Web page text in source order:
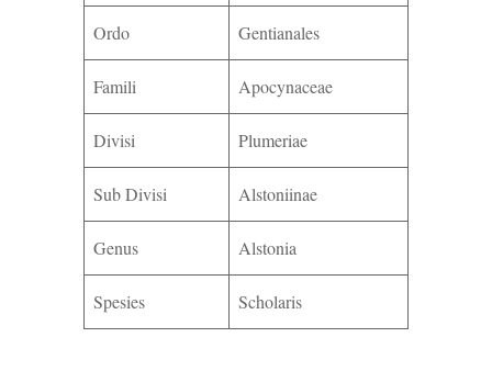
Ordo Gentianales
Famili Apocynaceae
Divisi Plumeriae
Sub Divisi Alstoniinae
Genus Alstonia
Spesies Scholaris